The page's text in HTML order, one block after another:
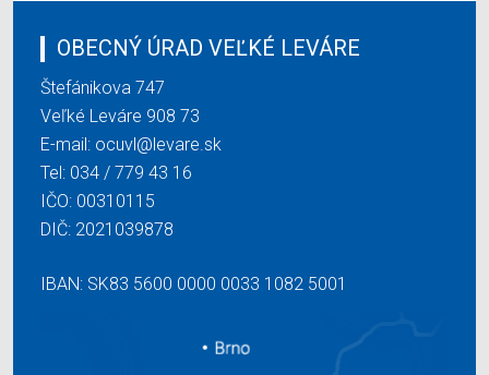
OBECNÝ ÚRAD VEĽKÉ LEVÁRE
Štefánikova 747
Veľké Leváre 908 73
E-mail: ocuvl@levare.sk
Tel: 034 / 779 43 16
IČO: 00310115
DIČ: 2021039878
IBAN: SK83 5600 0000 0033 1082 5001